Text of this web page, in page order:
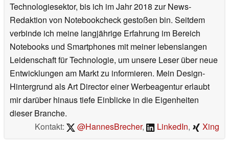
Technologiesektor, bis ich im Jahr 2018 zur News-
Redaktion von Notebookcheck gestoßen bin. Seitdem
verbinde ich meine langjährige Erfahrung im Bereich
Notebooks und Smartphones mit meiner lebenslangen
Leidenschaft für Technologie, um unsere Leser über neue
Entwicklungen am Markt zu informieren. Mein Design-
Hintergrund als Art Director einer Werbeagentur erlaubt
mir darüber hinaus tiefe Einblicke in die Eigenheiten
dieser Branche.
Kontakt:
@HannesBrecher, LinkedIn, Xing